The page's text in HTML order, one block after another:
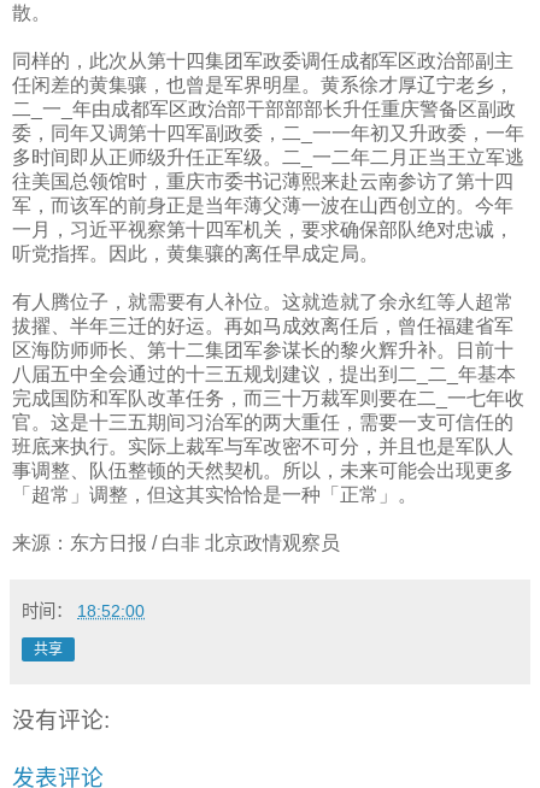
散。
同样的，此次从第十四集团军政委调任成都军区政治部副主
任闲差的黄集骧，也曾是军界明星。黄系徐才厚辽宁老乡，
二
一 年由成都军区政治部干部部部长升任重庆警备区副政
委，同年又调第十四军副政委，二
一一年初又升政委，一年
多时间即从正师级升任正军级。二
一二年二月正当王立军逃
往美国总领馆时，重庆市委书记薄熙来赴云南参访了第十四
军，而该军的前身正是当年薄父薄一波在山西创立的。今年
一月，习近平视察第十四军机关，要求确保部队绝对忠诚，
听党指挥。因此，黄集骧的离任早成定局。
有人腾位子，就需要有人补位。这就造就了余永红等人超常
拔擢、半年三迁的好运。再如马成效离任后，曾任福建省军
区海防师师长、第十二集团军参谋长的黎火辉升补。日前十
八届五中全会通过的十三五规划建议，提出到二
二
年基本
完成国防和军队改革任务，而三十万裁军则要在二
一七年收
官。这是十三五期间习治军的两大重任，需要一支可信任的
班底来执行。实际上裁军与军改密不可分，并且也是军队人
事调整、队伍整顿的天然契机。所以，未来可能会出现更多
「超常」调整，但这其实恰恰是一种「正常」。
来源：东方日报 / 白非 北京政情观察员
时间： 18:52:00
共享
没有评论:
发表评论